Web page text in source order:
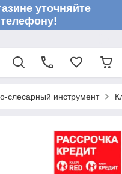
уточняйте
слесарный инструмент